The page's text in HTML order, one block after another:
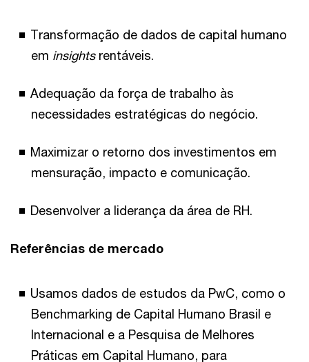
Transformação de dados de capital humano
em insightsrentáveis.
Adequação da força de trabalho às
necessidades estratégicas do negócio.
Maximizar o retorno dos investimentos em
mensuração, impacto e comunicação.
Desenvolver a liderança da área de RH.
Referências de mercado
Usamos dados de estudos da PwC, como o
Benchmarking de Capital Humano Brasil e
Internacional e a Pesquisa de Melhores
Práticas em Capital Humano, para